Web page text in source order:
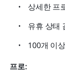
상세한 프
유휴 상태
100개 이
프로: